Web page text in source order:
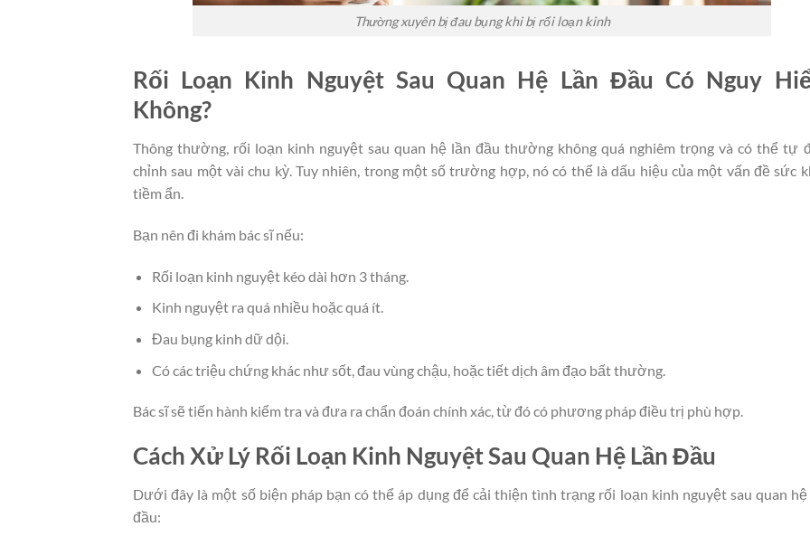
Thường xuyên bị đau bụng khi bị rối loạn kinh
Rối Loạn Kinh Nguyệt Sau Quan Hệ Lần Đầu Có Nguy
Không?
Thông thường, rối loạn kinh nguyệt sau quan hệ lần đầu thường không quá nghiêm trọng và có thể tự
chỉnh sau một vài chu kỳ. Tuy nhiên, trong một số trường hợp, nó có thể là dấu hiệu của một vấn đề sức
tiềm ẩn.
Bạn nên đi khám bác sĩ nếu:
Rối loạn kinh nguyệt kéo dài hơn 3 tháng.
Kinh nguyệt ra quá nhiều hoặc quá ít.
Đau bụng kinh dữ dội.
Có các triệu chứng khác như sốt, đau vùng chậu, hoặc tiết dịch âm đạo bất thường.
Bác sĩ sẽ tiến hành kiểm tra và đưa ra chẩn đoán chính xác, từ đó có phương pháp điều trị phù hợp.
Cách Xử Lý Rối Loạn Kinh Nguyệt Sau Quan Hệ Lần Đầu
Dưới đây là một số biện pháp bạn có thể áp dụng để cải thiện tình trạng rối loạn kinh nguyệt sau quan
đầu: